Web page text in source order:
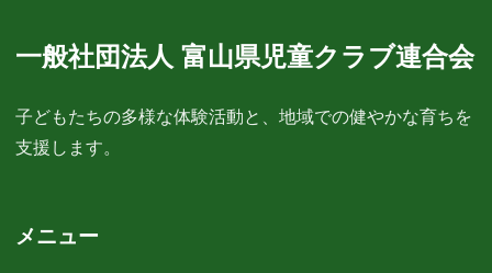
一般社団法人 富山県児童クラブ連合会
子どもたちの多様な体験活動と、地域での健やかな育ちを
支援します。
メニュー